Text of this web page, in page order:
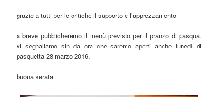
grazie a tutti per le critiche il supporto e l’apprezzamento
a breve pubblicheremo il menù previsto per il pranzo di pasqua.
vi segnaliamo sin da ora che saremo aperti anche lunedì di
pasquetta 28 marzo 2016.
buona serata